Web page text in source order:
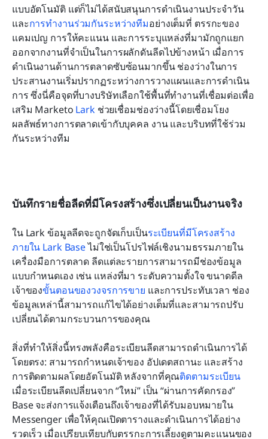
แบบอัตโนมัติ แต่ก็ไม่ได้สนับสนุนการดำเนินงานประจำวัน
และการทำงานร่วมกันระหว่างทีมอย่างเต็มที่ ตรรกะของ
แคมเปญ การให้คะแนน และการระบุแหล่งที่มามักถูกแยก
ออกจากงานที่จำเป็นในการผลักดันลีดไปข้างหน้า เมื่อการ
ดำเนินงานด้านการตลาดซับซ้อนมากขึ้น ช่องว่างในการ
ประสานงานเริ่มปรากฏระหว่างการวางแผนและการดำเนิน
การ ซึ่งนี่คือจุดที่บางบริษัทเลือกใช้พื้นที่ทำงานที่เชื่อมต่อเพื่อ
เสริม Marketo Lark ช่วยเชื่อมช่องว่างนี้โดยเชื่อมโยง
ผลลัพธ์ทางการตลาดเข้ากับบุคคล งาน และบริบทที่ใช้ร่วม
กันระหว่างทีม
บันทึกรายชื่อลีดที่มีโครงสร้างซึ่งเปลี่ยนเป็นงานจริง
ใน Lark ข้อมูลลีดจะถูกจัดเก็บเป็นระเบียนที่มีโครงสร้าง
ภายใน Lark Base ไม่ใช่เป็นโปรไฟล์เชิงนามธรรมภายใน
เครื่องมือการตลาด ลีดแต่ละรายการสามารถมีช่องข้อมูล
แบบกำหนดเอง เช่น แหล่งที่มา ระดับความตั้งใจ ขนาดดีล
เจ้าของขั้นตอนของวงจรการขาย และการประทับเวลา ช่อง
ข้อมูลเหล่านี้สามารถแก้ไขได้อย่างเต็มที่และสามารถปรับ
เปลี่ยนได้ตามกระบวนการของคุณ
สิ่งที่ทำให้สิ่งนี้ทรงพลังคือระเบียนลีดสามารถดำเนินการได้
โดยตรง: สามารถกำหนดเจ้าของ อัปเดตสถานะ และสร้าง
การติดตามผลโดยอัตโนมัติ หลังจากที่คุณติดตามระเบียน
เมื่อระเบียนลีดเปลี่ยนจาก “ใหม่” เป็น “ผ่านการคัดกรอง”
Base จะส่งการแจ้งเตือนถึงเจ้าของที่ได้รับมอบหมายใน
Messenger เพื่อให้คุณเปิดตารางและดำเนินการได้อย่าง
รวดเร็ว เมื่อเปรียบเทียบกับตรรกะการเลี้ยงดูตามคะแนนของ